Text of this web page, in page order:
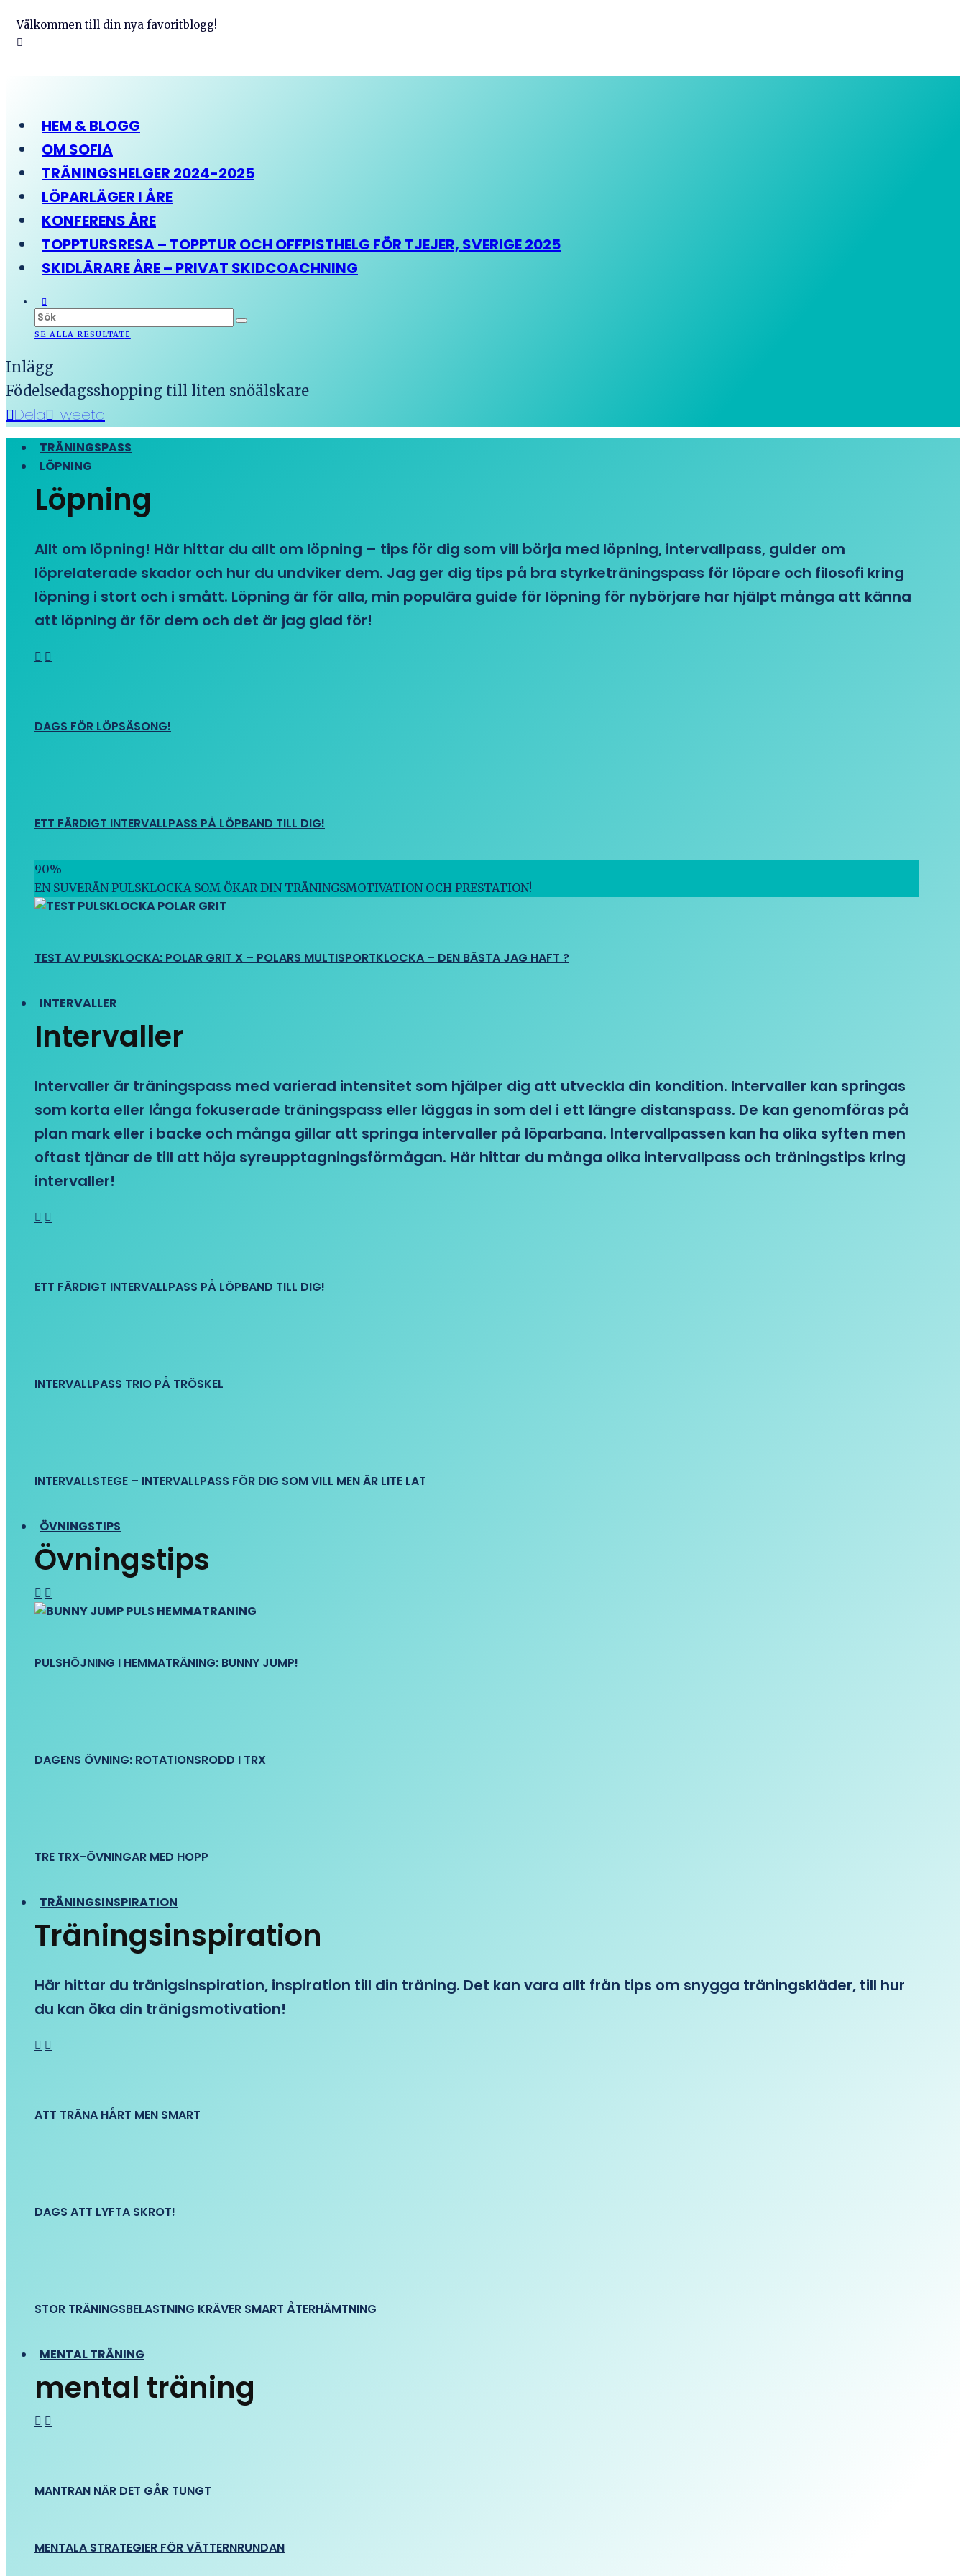
Välkommen till din nya favoritblogg!
HEM & BLOGG
OM SOFIA
TRÄNINGSHELGER 2024-2025
LÖPARLÄGER I ÅRE
KONFERENS ÅRE
TOPPTURSRESA – TOPPTUR OCH OFFPISTHELG FÖR TJEJER, SVERIGE 2025
SKIDLÄRARE ÅRE – PRIVAT SKIDCOACHNING
SE ALLA RESULTAT
Inlägg
Födelsedagsshopping till liten snöälskare
Dela Tweeta
TRÄNINGSPASS
LÖPNING
Löpning
Allt om löpning! Här hittar du allt om löpning – tips för dig som vill börja med löpning, intervallpass, guider om
löprelaterade skador och hur du undviker dem. Jag ger dig tips på bra styrketräningspass för löpare och filosofi kring
löpning i stort och i smått. Löpning är för alla, min populära guide för löpning för nybörjare har hjälpt många att känna
att löpning är för dem och det är jag glad för!
DAGS FÖR LÖPSÄSONG!
ETT FÄRDIGT INTERVALLPASS PÅ LÖPBAND TILL DIG!
90%
EN SUVERÄN PULSKLOCKA SOM ÖKAR DIN TRÄNINGSMOTIVATION OCH PRESTATION!
TEST AV PULSKLOCKA: POLAR GRIT X – POLARS MULTISPORTKLOCKA – DEN BÄSTA JAG HAFT ?
INTERVALLER
Intervaller
Intervaller är träningspass med varierad intensitet som hjälper dig att utveckla din kondition. Intervaller kan springas
som korta eller långa fokuserade träningspass eller läggas in som del i ett längre distanspass. De kan genomföras på
plan mark eller i backe och många gillar att springa intervaller på löparbana. Intervallpassen kan ha olika syften men
oftast tjänar de till att höja syreupptagningsförmågan. Här hittar du många olika intervallpass och träningstips kring
intervaller!
ETT FÄRDIGT INTERVALLPASS PÅ LÖPBAND TILL DIG!
INTERVALLPASS TRIO PÅ TRÖSKEL
INTERVALLSTEGE – INTERVALLPASS FÖR DIG SOM VILL MEN ÄR LITE LAT
ÖVNINGSTIPS
Övningstips
PULSHÖJNING I HEMMATRÄNING: BUNNY JUMP!
DAGENS ÖVNING: ROTATIONSRODD I TRX
TRE TRX-ÖVNINGAR MED HOPP
TRÄNINGSINSPIRATION
Träningsinspiration
Här hittar du tränigsinspiration, inspiration till din träning. Det kan vara allt från tips om snygga träningskläder, till hur
du kan öka din tränigsmotivation!
ATT TRÄNA HÅRT MEN SMART
DAGS ATT LYFTA SKROT!
STOR TRÄNINGSBELASTNING KRÄVER SMART ÅTERHÄMTNING
MENTAL TRÄNING
mental träning
MANTRAN NÄR DET GÅR TUNGT
MENTALA STRATEGIER FÖR VÄTTERNRUNDAN